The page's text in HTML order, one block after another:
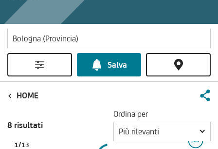
Salva
HOME
8 risultati
Ordina per
Più rilevanti
1/13